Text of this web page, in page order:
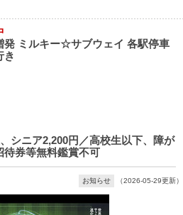
発 ミルキー☆サブウェイ 各駅停車
き
シニア2,200円／高校生以下、障が
待券等無料鑑賞不可
お知らせ （2026-05-29更新）